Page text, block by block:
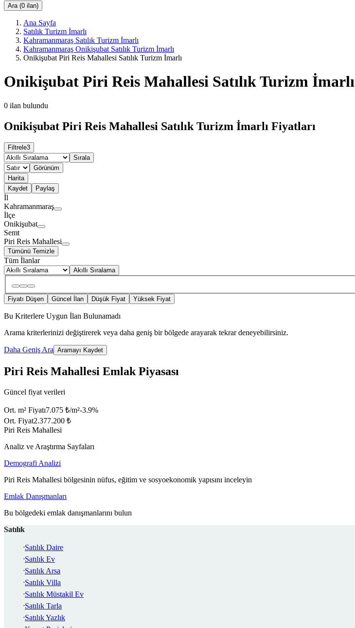
Ara (0 ilan)
Ana Sayfa
Satılık Turizm İmarlı
Kahramanmaraş Satılık Turizm İmarlı
Kahramanmaraş Onikişubat Satılık Turizm İmarlı
Onikişubat Piri Reis Mahallesi Satılık Turizm İmarlı
Onikişubat Piri Reis Mahallesi Satılık Turizm İmarlı
0 ilan bulundu
Onikişubat Piri Reis Mahallesi Satılık Turizm İmarlı Fiyatları
Filtrele3
Sırala
Görünüm
Harita
Kaydet
Paylaş
İl
Kahramanmaraş
İlçe
Onikişubat
Semt
Piri Reis Mahallesi
Tümünü Temizle
Tüm İlanlar
Akıllı Sıralama
Fiyatı Düşen Güncel İlan Düşük Fiyat Yüksek Fiyat
Bu Kriterlere Uygun İlan Bulunamadı
Arama kriterlerinizi değiştirerek veya daha geniş bir bölgede arayarak tekrar deneyebilirsiniz.
Daha Geniş Ara Aramayı Kaydet
Piri Reis Mahallesi Emlak Piyasası
Güncel fiyat verileri
Ort. m² Fiyatı7.075 ₺/m²-3.9%
Ort. Fiyat2.377.200 ₺
Piri Reis Mahallesi
Analiz ve Araştırma Sayfaları
Demografi Analizi
Piri Reis Mahallesi bölgesinin nüfus, eğitim ve sosyoekonomik yapısını inceleyin
Emlak Danışmanları
Bu bölgedeki emlak danışmanlarını bulun
Satılık
Satılık Daire
Satılık Ev
Satılık Arsa
Satılık Villa
Satılık Müstakil Ev
Satılık Tarla
Satılık Yazlık